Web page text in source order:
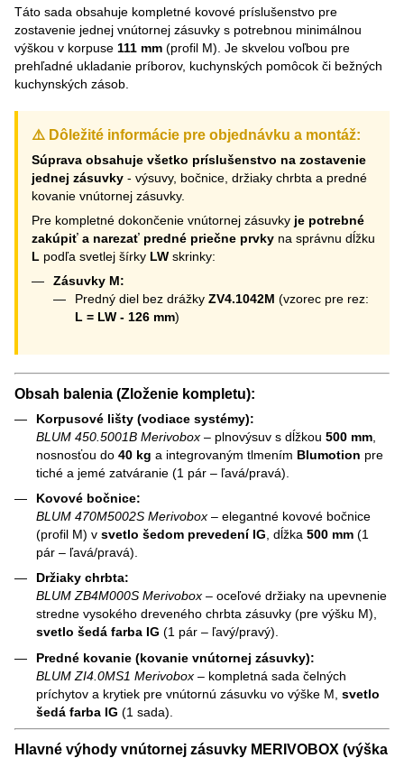
Táto sada obsahuje kompletné kovové príslušenstvo pre
zostavenie jednej vnútornej zásuvky s potrebnou minimálnou
výškou v korpuse 111 mm (profil M). Je skvelou voľbou pre
prehľadné ukladanie príborov, kuchynských pomôcok či bežných
kuchynských zásob.
⚠️ Dôležité informácie pre objednávku a montáž:
Súprava obsahuje všetko príslušenstvo na zostavenie
jednej zásuvky - výsuvy, bočnice, držiaky chrbta a predné
kovanie vnútornej zásuvky.
Pre kompletné dokončenie vnútornej zásuvky je potrebné
zakúpiť a narezať predné priečne prvky na správnu dĺžku
L podľa svetlej šírky LW skrinky:
Zásuvky M:
Predný diel bez drážky ZV4.1042M (vzorec pre rez:
L = LW - 126 mm)
Obsah balenia (Zloženie kompletu):
Korpusové lišty (vodiace systémy):
BLUM 450.5001B Merivobox – plnovýsuv s dĺžkou 500 mm
nosnosťou do 40 kg a integrovaným tlmením Blumotion pre
tiché a jemé zatváranie (1 pár – ľavá/pravá).
Kovové bočnice:
BLUM 470M5002S Merivobox – elegantné kovové bočnice
(profil M) v svetlo šedom prevedení IG , dĺžka 500 mm (1
pár – ľavá/pravá).
Držiaky chrbta:
BLUM ZB4M000S Merivobox – oceľové držiaky na upevnenie
stredne vysokého dreveného chrbta zásuvky (pre výšku M),
svetlo šedá farba IG (1 pár – ľavý/pravý).
Predné kovanie (kovanie vnútornej zásuvky):
BLUM ZI4.0MS1 Merivobox – kompletná sada čelných
príchytov a krytiek pre vnútornú zásuvku vo výške M, svetlo
šedá farba IG (1 sada).
Hlavné výhody vnútornej zásuvky MERIVOBOX (výška